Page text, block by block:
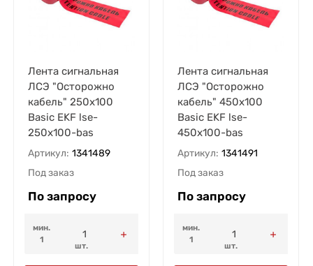
Лента сигнальная
ЛСЭ "Осторожно
кабель" 250х100
Basic EKF lse-
250x100-bas
Артикул: 1341489
Под заказ
По запросу
мин.
1
шт.
Лента сигнальная
ЛСЭ "Осторожно
кабель" 450х100
Basic EKF lse-
450x100-bas
Артикул: 1341491
Под заказ
По запросу
мин.
1
шт.